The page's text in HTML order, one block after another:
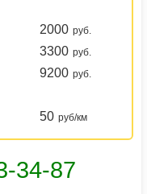
2000 руб.
3300 руб.
9200 руб.
50 руб/км